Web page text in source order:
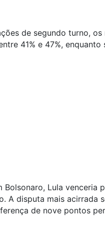
de segundo turno,
41% e 47%,
Lula venceria
A disputa mais acirrada
de nove pontos